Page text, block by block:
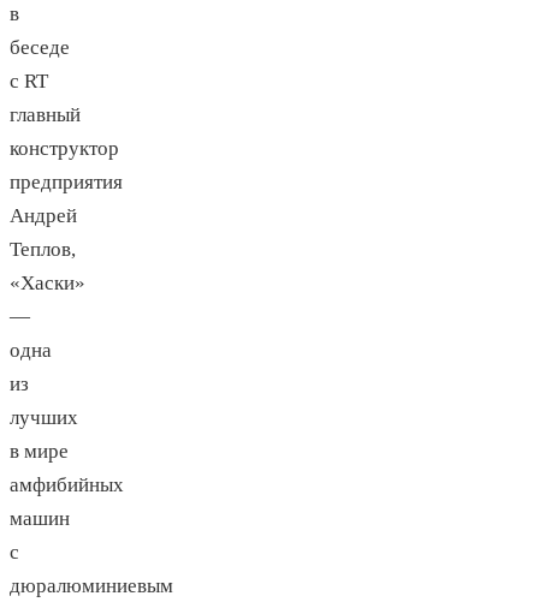
в
беседе
с RT
главный
конструктор
предприятия
Андрей
Теплов,
«Хаски»
—
одна
из
лучших
в мире
амфибийных
машин
с
дюралюминиевым